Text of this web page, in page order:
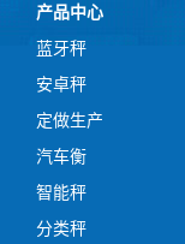
产品中心
蓝牙秤
安卓秤
定做生产
汽车衡
智能秤
分类秤